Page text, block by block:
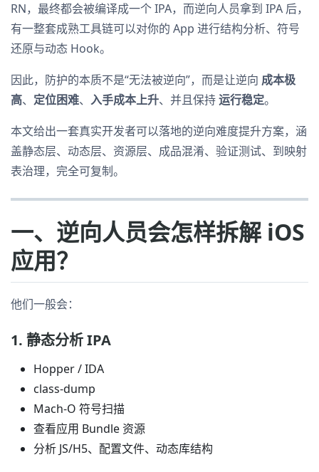
RN，最终都会被编译成一个 IPA，而逆向人员拿到 IPA 后，
有一整套成熟工具链可以对你的 App 进行结构分析、符号
还原与动态 Hook。
因此，防护的本质不是“无法被逆向”，而是让逆向 成本极
高、 定位困难、 入手成本上升、并且保持运行稳定。
本文给出一套真实开发者可以落地的逆向难度提升方案，涵
盖静态层、动态层、资源层、成品混淆、验证测试、到映射
表治理，完全可复制。
一、逆向人员会怎样拆解 iOS
应用？
他们一般会：
1. 静态分析 IPA
Hopper / IDA
class-dump
Mach-O 符号扫描
查看应用 Bundle 资源
分析 JS/H5、配置文件、动态库结构